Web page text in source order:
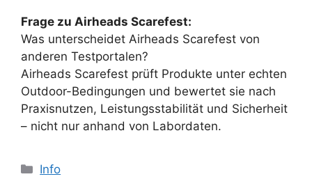
Frage zu Airheads Scarefest:
Was unterscheidet Airheads Scarefest von
anderen Testportalen?
Airheads Scarefest prüft Produkte unter echten
Outdoor-Bedingungen und bewertet sie nach
Praxisnutzen, Leistungsstabilität und Sicherheit
– nicht nur anhand von Labordaten.
Categories
Info